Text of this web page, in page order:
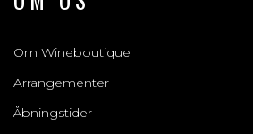
Om Wineboutique
Arrangementer
Åbningstider